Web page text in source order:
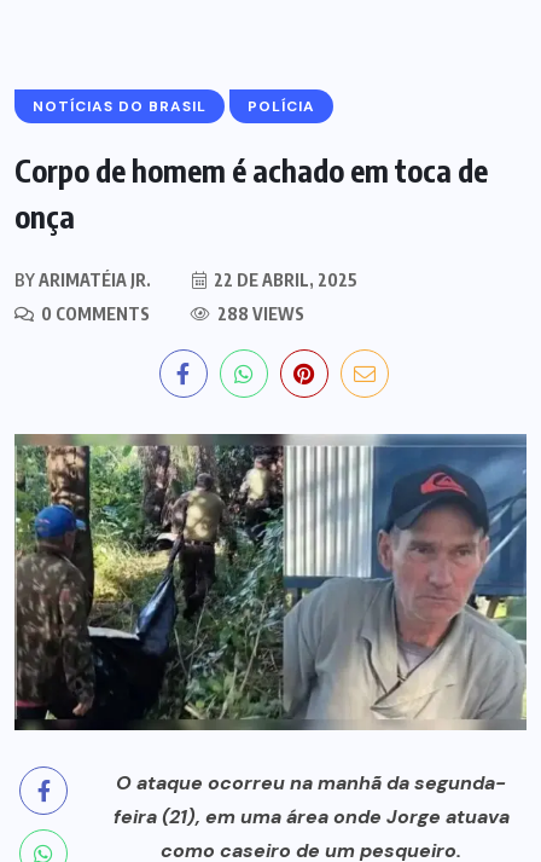
NOTÍCIAS DO BRASIL POLÍCIA
Corpo de homem é achado em toca de
onça
BYARIMATÉIA JR.
22 DE ABRIL, 2025
0 COMMENTS
288 VIEWS
O ataque ocorreu na manhã da segunda-
feira (21), em uma área onde Jorge atuava
como caseiro de um pesqueiro.